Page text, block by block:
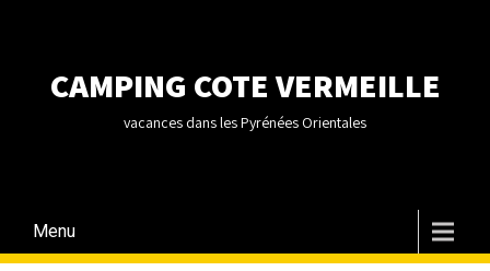
CAMPING COTE VERMEILLE
vacances dans les Pyrénées Orientales
Menu